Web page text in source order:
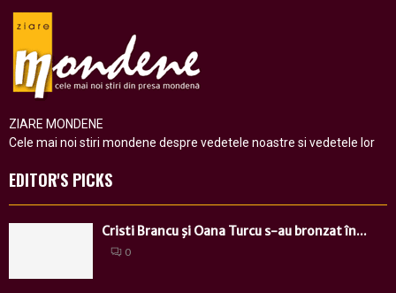
ZIARE MONDENE
Cele mai noi stiri mondene despre vedetele noastre si vedetele lor
EDITOR'S PICKS
Cristi Brancu şi Oana Turcu s-au bronzat în...
0